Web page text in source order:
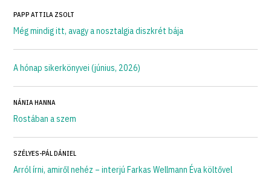
PAPP ATTILA ZSOLT
Még mindig itt, avagy a nosztalgia diszkrét bája
A hónap sikerkönyvei (június, 2026)
NÁNIA HANNA
Rostában a szem
SZÉLYES-PÁL DÁNIEL
Arról írni, amiről nehéz – interjú Farkas Wellmann Éva költővel